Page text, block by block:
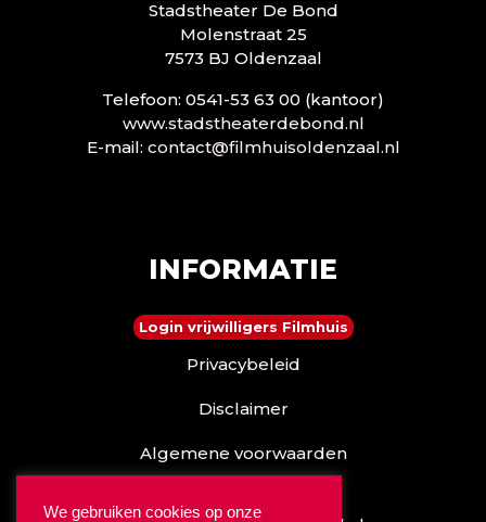
Stadstheater De Bond
Molenstraat 25
7573 BJ Oldenzaal
Telefoon: 0541-53 63 00 (kantoor)
www.stadstheaterdebond.nl
E-mail: contact@filmhuisoldenzaal.nl
INFORMATIE
Login vrijwilligers Filmhuis
Privacybeleid
Disclaimer
Algemene voorwaarden
We gebruiken cookies op onze